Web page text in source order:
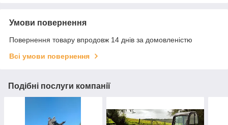
Умови повернення
Повернення товару впродовж 14 днів за домовленістю
Всі умови повернення
Подібні послуги компанії